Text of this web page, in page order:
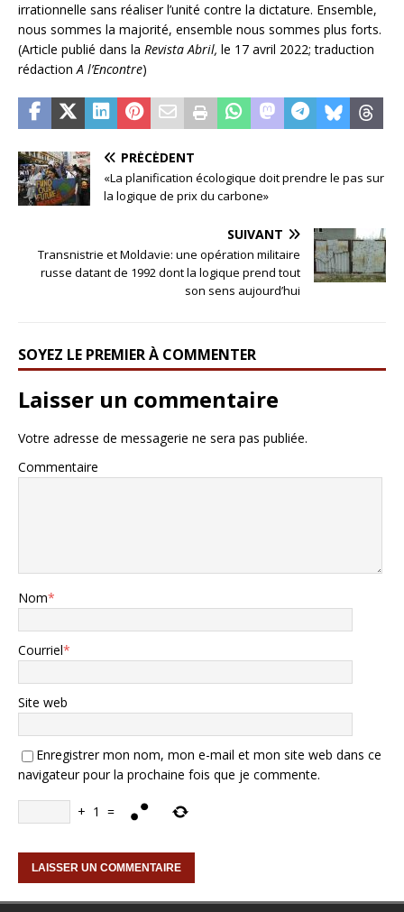
irrationnelle sans réaliser l’unité contre la dictature. Ensemble,
nous sommes la majorité, ensemble nous sommes plus forts.
(Article publié dans la Revista Abril, le 17 avril 2022; traduction
rédactionA l’Encontre)
PRÉCÉDENT
«La planification écologique doit prendre le pas sur
la logique de prix du carbone»
SUIVANT
Transnistrie et Moldavie: une opération militaire
russe datant de 1992 dont la logique prend tout
son sens aujourd’hui
SOYEZ LE PREMIER À COMMENTER
Laisser un commentaire
Votre adresse de messagerie ne sera pas publiée.
Commentaire
Nom*
Courriel*
Site web
Enregistrer mon nom, mon e-mail et mon site web dans ce
navigateur pour la prochaine fois que je commente.
+ 1 =